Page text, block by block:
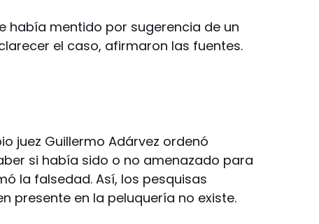
había mentido por sugerencia de un
el caso, afirmaron las fuentes.
juez Guillermo Adárvez ordenó
si había sido o no amenazado para
la falsedad. Así, los pesquisas
presente en la peluquería no existe.